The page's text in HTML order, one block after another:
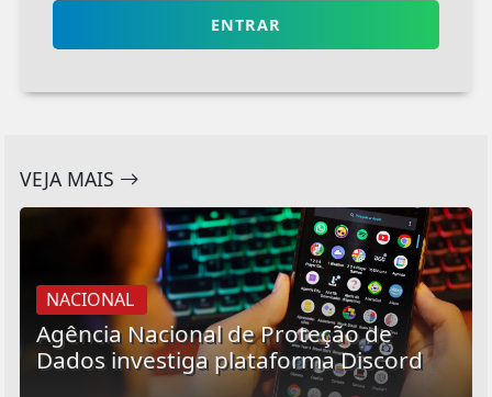
ENTRAR
VEJA MAIS
NACIONAL
Agência Nacional de Proteção de
Dados investiga plataforma Discord